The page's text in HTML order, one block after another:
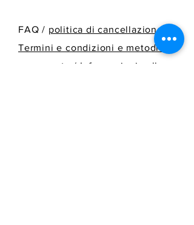
FAQ / politica di cancellazione
Termini e condizioni e metodi di
pagamento
/ Informazioni sulla